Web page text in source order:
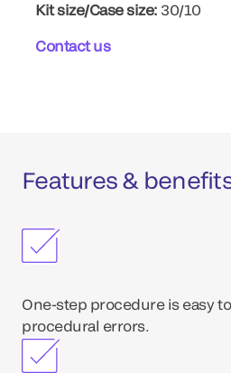
Kit size/Case size: 30/10
Contact us
Features &
One-step procedure is easy
procedural errors.